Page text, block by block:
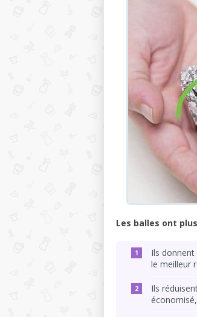
Les balles ont
Ils
le meilleur
Ils